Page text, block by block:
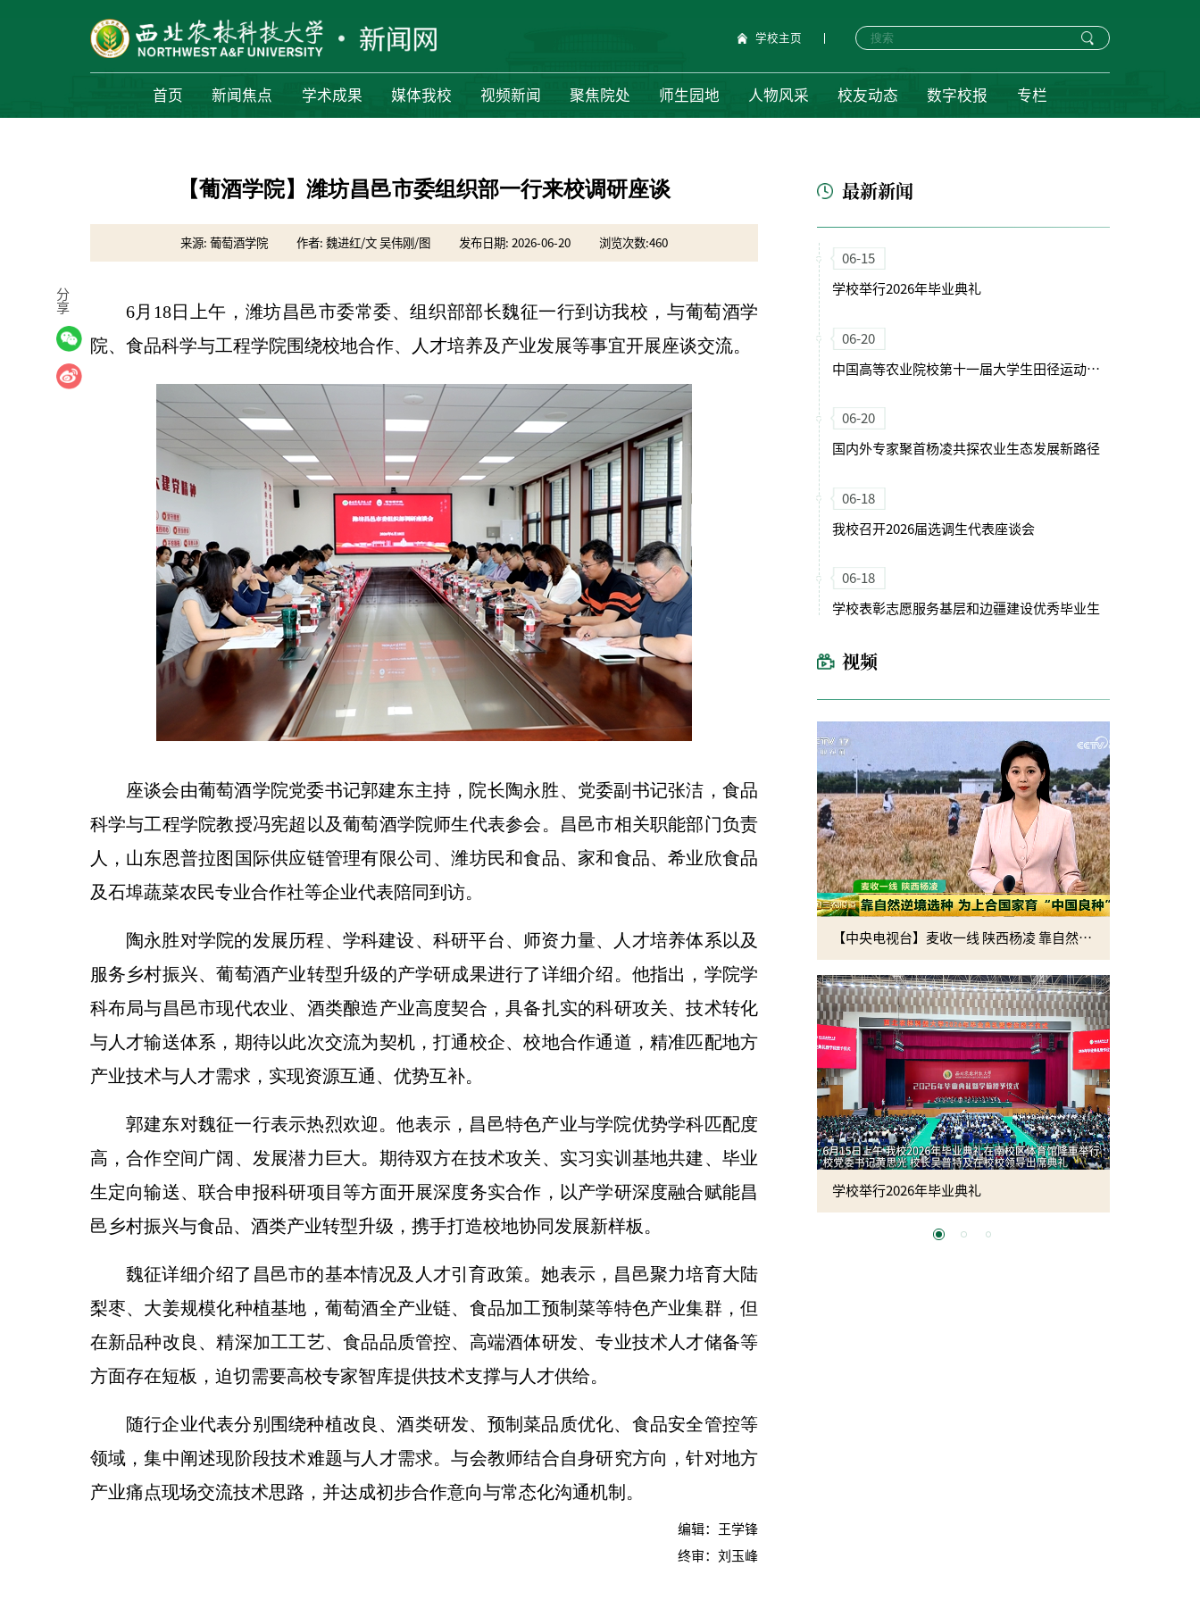
学校主页
首页 新闻焦点 学术成果 媒体我校 视频新闻 聚焦院处 师生园地 人物风采 校友动态 数字校报 专栏
【葡酒学院】潍坊昌邑市委组织部一行来校调研座谈
来源: 葡萄酒学院 作者: 魏进红/文 吴伟刚/图 发布日期: 2026-06-20 浏览次数:460
6月18日上午，潍坊昌邑市委常委、组织部部长魏征一行到访我校，与葡萄酒学
院、食品科学与工程学院围绕校地合作、人才培养及产业发展等事宜开展座谈交流。
座谈会由葡萄酒学院党委书记郭建东主持，院长陶永胜、党委副书记张洁，食品
科学与工程学院教授冯宪超以及葡萄酒学院师生代表参会。昌邑市相关职能部门负责
人，山东恩普拉图国际供应链管理有限公司、潍坊民和食品、家和食品、希业欣食品
及石埠蔬菜农民专业合作社等企业代表陪同到访。
陶永胜对学院的发展历程、学科建设、科研平台、师资力量、人才培养体系以及
服务乡村振兴、葡萄酒产业转型升级的产学研成果进行了详细介绍。他指出，学院学
科布局与昌邑市现代农业、酒类酿造产业高度契合，具备扎实的科研攻关、技术转化
与人才输送体系，期待以此次交流为契机，打通校企、校地合作通道，精准匹配地方
产业技术与人才需求，实现资源互通、优势互补。
郭建东对魏征一行表示热烈欢迎。他表示，昌邑特色产业与学院优势学科匹配度
高，合作空间广阔、发展潜力巨大。期待双方在技术攻关、实习实训基地共建、毕业
生定向输送、联合申报科研项目等方面开展深度务实合作，以产学研深度融合赋能昌
邑乡村振兴与食品、酒类产业转型升级，携手打造校地协同发展新样板。
魏征详细介绍了昌邑市的基本情况及人才引育政策。她表示，昌邑聚力培育大陆
梨枣、大姜规模化种植基地，葡萄酒全产业链、食品加工预制菜等特色产业集群，但
在新品种改良、精深加工工艺、食品品质管控、高端酒体研发、专业技术人才储备等
方面存在短板，迫切需要高校专家智库提供技术支撑与人才供给。
随行企业代表分别围绕种植改良、酒类研发、预制菜品质优化、食品安全管控等
领域，集中阐述现阶段技术难题与人才需求。与会教师结合自身研究方向，针对地方
产业痛点现场交流技术思路，并达成初步合作意向与常态化沟通机制。
编辑：王学锋
终审：刘玉峰
分
享
最新新闻
06-15
学校举行2026年毕业典礼
06-20
中国高等农业院校第十一届大学生田径运动会在我校开幕
06-20
国内外专家聚首杨凌共探农业生态发展新路径
06-18
我校召开2026届选调生代表座谈会
06-18
学校表彰志愿服务基层和边疆建设优秀毕业生
视频
黄思光赴四川调研 校省签署战略合作协议
【中央电视台】麦收一线 陕西杨凌 靠自然逆境选种 为上合国家育“中国良种”
学校举行2026年毕业典礼